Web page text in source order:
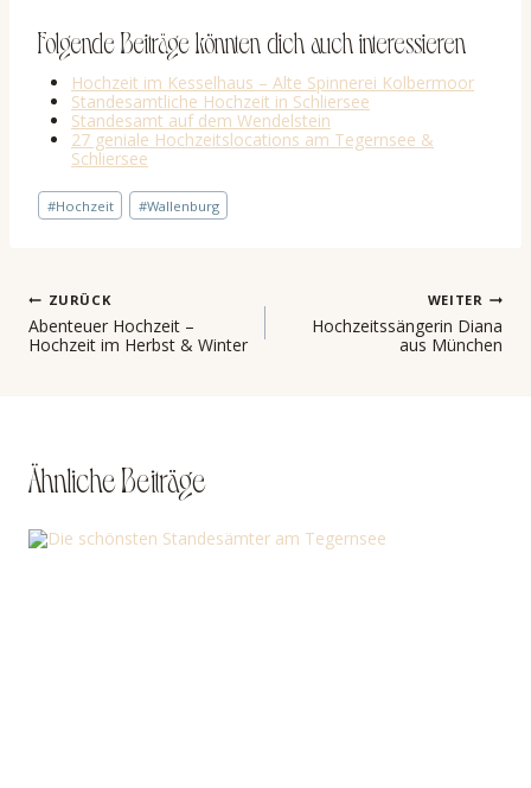
Folgende Beiträge könnten dich auch interessieren
Hochzeit im Kesselhaus – Alte Spinnerei Kolbermoor
Standesamtliche Hochzeit in Schliersee
Standesamt auf dem Wendelstein
27 geniale Hochzeitslocations am Tegernsee &
Schliersee
Schlagworte:
#Hochzeit #Wallenburg
Beitragsnavigation
ZURÜCK
Abenteuer Hochzeit –
Hochzeit im Herbst & Winter
WEITER
Hochzeitssängerin Diana
aus München
Ähnliche Beiträge